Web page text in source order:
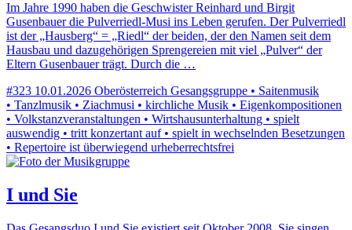
Im Jahre 1990 haben die Geschwister Reinhard und Birgit
Gusenbauer die Pulverriedl-Musi ins Leben gerufen. Der Pulverriedl
ist der „Hausberg“ = „Riedl“ der beiden, der den Namen seit dem
Hausbau und dazugehörigen Sprengereien mit viel „Pulver“ der
Eltern Gusenbauer trägt. Durch die …
#323 10.01.2026 Oberösterreich Gesangsgruppe • Saitenmusik
• Tanzlmusik • Ziachmusi • kirchliche Musik • Eigenkompositionen
• Volkstanzveranstaltungen • Wirtshausunterhaltung • spielt
auswendig • tritt konzertant auf • spielt in wechselnden Besetzungen
• Repertoire ist überwiegend urheberrechtsfrei
I und Sie